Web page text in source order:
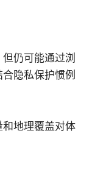
仍可能通过浏
隐私保护惯例
地理覆盖对体